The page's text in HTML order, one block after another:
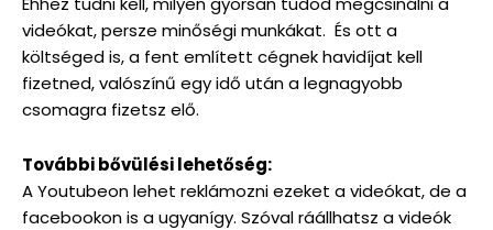
videókat, persze minőségi munkákat. És ott a
költséged is, a fent említett cégnek havidíjat kell
fizetned, valószínű egy idő után a legnagyobb
csomagra fizetsz elő.
További bővülési lehetőség:
A Youtubeon lehet reklámozni ezeket a videókat, de a
facebookon is a ugyanígy. Szóval ráállhatsz a videók